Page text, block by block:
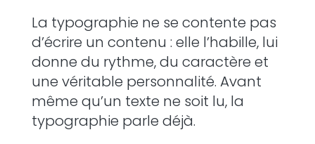
La typographie ne se contente pas
d’écrire un contenu : elle l’habille, lui
donne du rythme, du caractère et
une véritable personnalité. Avant
même qu’un texte ne soit lu, la
typographie parle déjà.